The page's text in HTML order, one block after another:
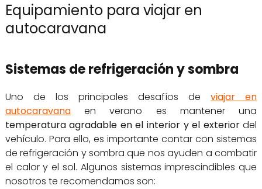
Equipamiento para viajar en
autocaravana
Sistemas de refrigeración y sombra
Uno de los principales desafíos deviajar en
autocaravanaen verano es mantener una
temperatura agradable en el interior y el exteriordel
vehículo. Para ello, es importante contar con sistemas
de refrigeración y sombra que nos ayuden a combatir
el calor y el sol. Algunos sistemas imprescindibles que
nosotros te recomendamos son: